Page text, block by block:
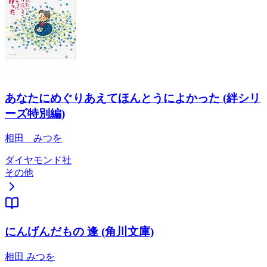
あなたにめぐりあえてほんとうによかった (絆シリ
ーズ特別編)
相田 みつを
ダイヤモンド社
その他
にんげんだもの 逢 (角川文庫)
相田 みつを